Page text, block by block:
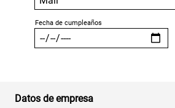
Datos de empresa